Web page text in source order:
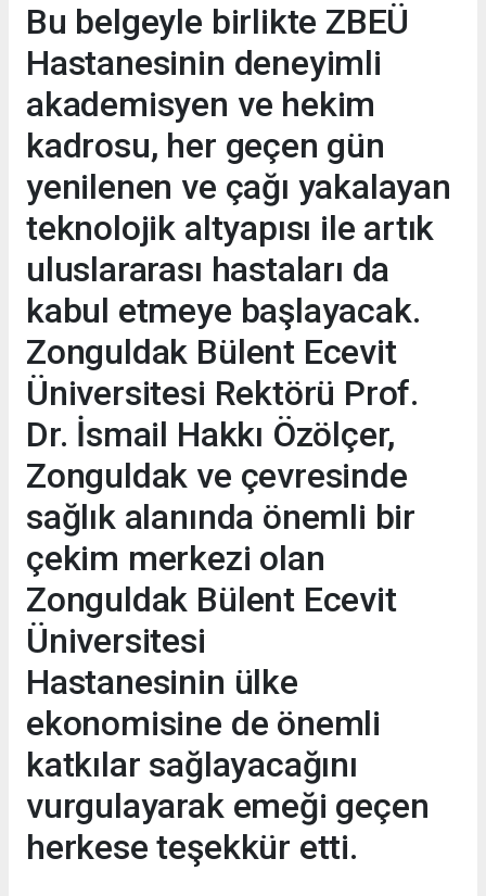
Bu belgeyle birlikte ZBEÜ
Hastanesinin deneyimli
akademisyen ve hekim
kadrosu, her geçen gün
yenilenen ve çağı yakalayan
teknolojik altyapısı ile artık
uluslararası hastaları da
kabul etmeye başlayacak.
Zonguldak Bülent Ecevit
Üniversitesi Rektörü Prof.
Dr. İsmail Hakkı Özölçer,
Zonguldak ve çevresinde
sağlık alanında önemli bir
çekim merkezi olan
Zonguldak Bülent Ecevit
Üniversitesi
Hastanesinin ülke
ekonomisine de önemli
katkılar sağlayacağını
vurgulayarak emeği geçen
herkese teşekkür etti.